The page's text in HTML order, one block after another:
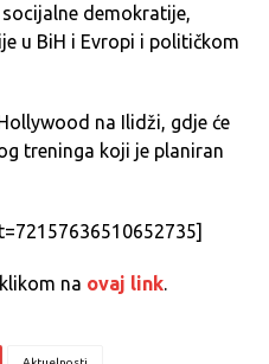
demokratije,
u BiH i Evropi i političkom
na Ilidži, gdje će
treninga koji je planiran
na ovaj link.